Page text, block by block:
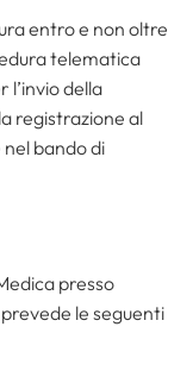
entro e non oltre
telematica
l’invio della
registrazione al
bando di
presso
prevede le seguenti